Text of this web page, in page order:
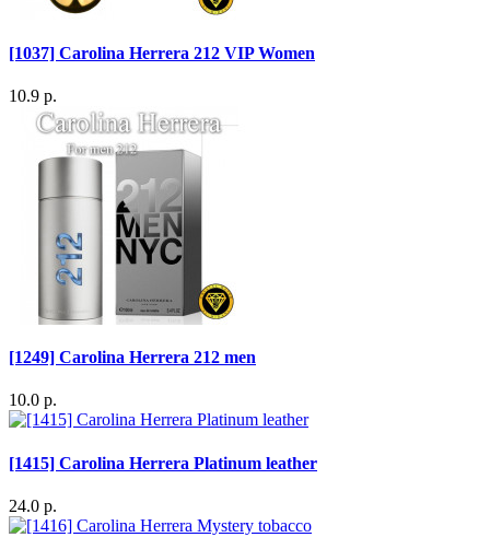
[1037] Carolina Herrera 212 VIP Women
10.9 р.
[1249] Carolina Herrera 212 men
10.0 р.
[1415] Carolina Herrera Platinum leather
24.0 р.